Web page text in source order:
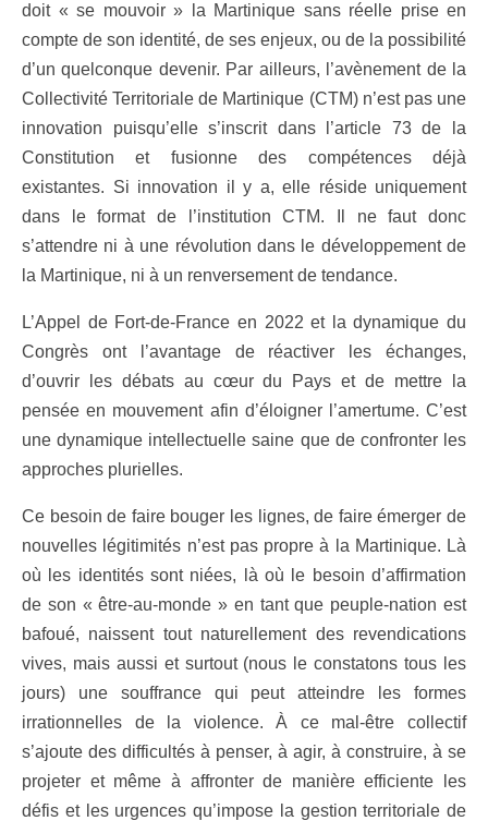
doit « se mouvoir » la Martinique sans réelle prise en
compte de son identité, de ses enjeux, ou de la possibilité
d’un quelconque devenir. Par ailleurs, l’avènement de la
Collectivité Territoriale de Martinique (CTM) n’est pas une
innovation puisqu’elle s’inscrit dans l’article 73 de la
Constitution et fusionne des compétences déjà
existantes. Si innovation il y a, elle réside uniquement
dans le format de l’institution CTM. Il ne faut donc
s’attendre ni à une révolution dans le développement de
la Martinique, ni à un renversement de tendance.
L’Appel de Fort-de-France en 2022 et la dynamique du
Congrès ont l’avantage de réactiver les échanges,
d’ouvrir les débats au cœur du Pays et de mettre la
pensée en mouvement afin d’éloigner l’amertume. C’est
une dynamique intellectuelle saine que de confronter les
approches plurielles.
Ce besoin de faire bouger les lignes, de faire émerger de
nouvelles légitimités n’est pas propre à la Martinique. Là
où les identités sont niées, là où le besoin d’affirmation
de son « être-au-monde » en tant que peuple-nation est
bafoué, naissent tout naturellement des revendications
vives, mais aussi et surtout (nous le constatons tous les
jours) une souffrance qui peut atteindre les formes
irrationnelles de la violence. À ce mal-être collectif
s’ajoute des difficultés à penser, à agir, à construire, à se
projeter et même à affronter de manière efficiente les
défis et les urgences qu’impose la gestion territoriale de